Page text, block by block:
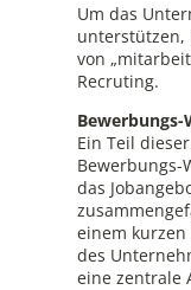
Um das
unterstützen,
von
Recruting.
Bewerbungs-
Ein Teil
Bewerbungs-
das
einem
des
eine zentrale